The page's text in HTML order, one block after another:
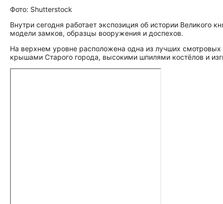
Фото: Shutterstock
Внутри сегодня работает экспозиция об истории Великого
модели замков, образцы вооружения и доспехов.
На верхнем уровне расположена одна из лучших
крышами Старого города, высокими шпилями костёлов и